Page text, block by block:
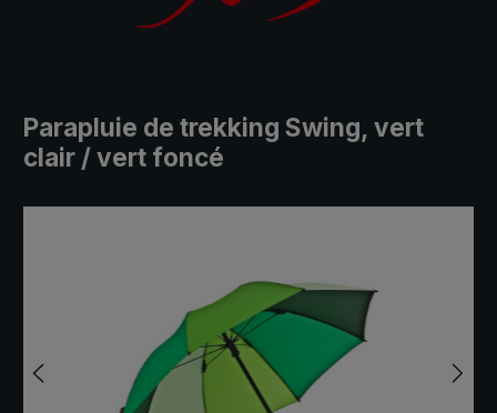
Parapluie de trekking Swing, vert
clair / vert foncé